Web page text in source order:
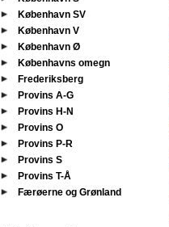
København SV
København V
København Ø
Københavns omegn
Frederiksberg
Provins A-G
Provins H-N
Provins O
Provins P-R
Provins S
Provins T-Å
Færøerne og Grønland